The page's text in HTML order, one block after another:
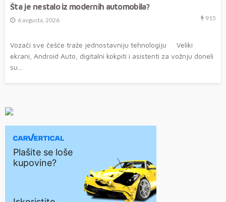
Šta je nestalo iz modernih automobila?
6 avgusta, 2026 915
Vozači sve češće traže jednostavniju tehnologiju Veliki
ekrani, Android Auto, digitalni kokpiti i asistenti za vožnju doneli
su...